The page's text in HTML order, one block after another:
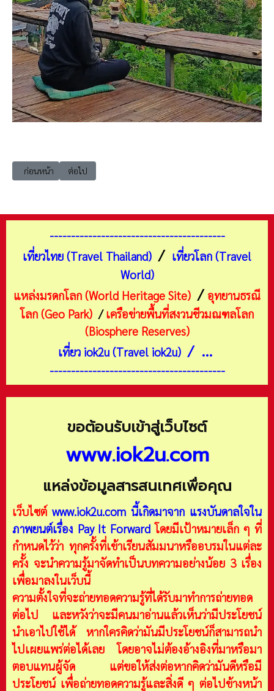
เนื้อหาก่อนหน้า: เที่ยวเชียงใหม่ หางดง วัดอินทราวาส (วัดต้นเกว๋น)
ก่อนหน้า เนื้อหาถัดไป: เที่ยวตรัง กันตัง Heaven Hill Resort
ต่อไป
-----------------------------------------
เที่ยวไทย (Travel Thailand) / เที่ยวโลก (Travel
World)
แหล่งมรดกโลก (World Heritage Site) /อุทยานธรณี
โลก (Geo Park) /เครือข่ายพื้นที่สงวนชีวมณฑลโลก
(Biosphere Reserves)
เที่ยว iok2u (Travel iok2u) / ...
-----------------------------------------
ขอต้อนรับเข้าสู่เว็บไซต์
www.iok2u.com
แหล่งข้อมูลสารสนเทศเพื่อคุณ
เว็บไซต์ www.iok2u.com นี้เกิดมาจาก แรงบันดาลใจใน
ภาพยนต์เรื่อง Pay It Forward โดยมีเป้าหมายเล็ก ๆ ที่
กำหนดไว้ว่า ทุกครั้งที่เข้าเรียนสัมมนาหรืออบรมในแต่ละ
ครั้ง จะนำความรู้มาจัดทำเป็นบทความอย่างน้อย 3 เรื่อง
เพื่อมาลงในเว็บนี้
ความตั้งใจที่จะถ่ายทอดความรู้ที่ได้รับมาทำการถ่ายทอด
ต่อไป และหวังว่าจะมีคนมาอ่านแล้วเห็นว่ามีประโยชน์
นำเอาไปใช้ได้ หากใครคิดว่ามันมีประโยชน์ก็สามารถนำ
ไปเผยแพร่ต่อได้เลย โดยอาจไม่ต้องอ้างอิงที่มาหรือมา
ตอบแทนผู้จัด แต่ขอให้ส่งต่อหากคิดว่ามันดีหรือมี
ประโยชน์ เพื่อถ่ายทอดความรู้และสิ่งดี ๆ ต่อไปข้างหน้า